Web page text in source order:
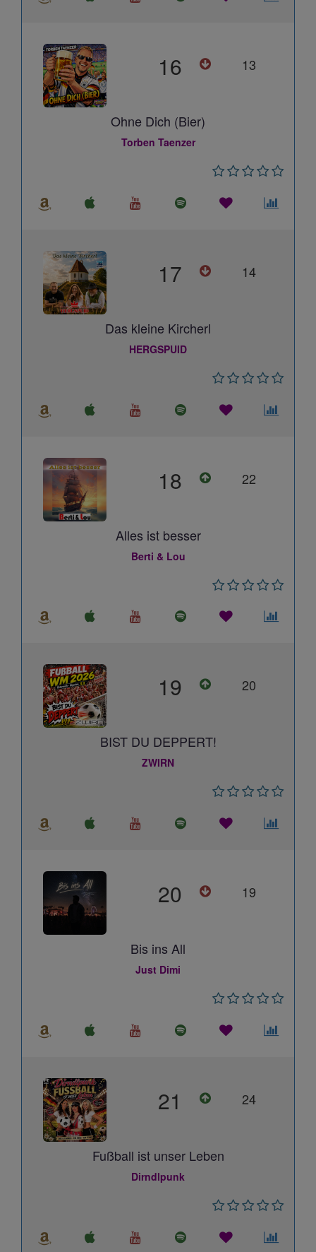
16 13
Ohne Dich (Bier)
Torben Taenzer
17 14
Das kleine Kircherl
HERGSPUID
18 22
Alles ist besser
Berti & Lou
19 20
BIST DU DEPPERT!
ZWIRN
20 19
Bis ins All
Just Dimi
21 24
Fußball ist unser Leben
Dirndlpunk